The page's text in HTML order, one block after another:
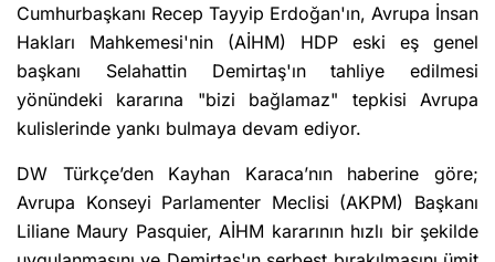
Cumhurbaşkanı Recep Tayyip Erdoğan'ın, Avrupa İnsan
Hakları Mahkemesi'nin (AİHM) HDP eski eş genel
başkanı Selahattin Demirtaş'ın tahliye edilmesi
yönündeki kararına "bizi bağlamaz" tepkisi Avrupa
kulislerinde yankı bulmaya devam ediyor.
DW Türkçe’den Kayhan Karaca’nın haberine göre;
Avrupa Konseyi Parlamenter Meclisi (AKPM) Başkanı
Liliane Maury Pasquier, AİHM kararının hızlı bir şekilde